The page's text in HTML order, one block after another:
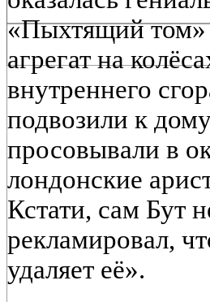
«Пыхтящий
агрегат на
внутреннего
подвозили к
просовывали в
лондонские
Кстати, сам Бут
рекламировал,
удаляет её».